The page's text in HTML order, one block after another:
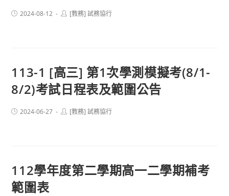
Post2024-08-12
Post[教務] 試務協行
113-1 [高三] 第1次學測模擬考(8/1-
8/2)考試日程表及範圍公告
Post2024-06-27
Post[教務] 試務協行
112學年度第二學期高一二學期補考
範圍表